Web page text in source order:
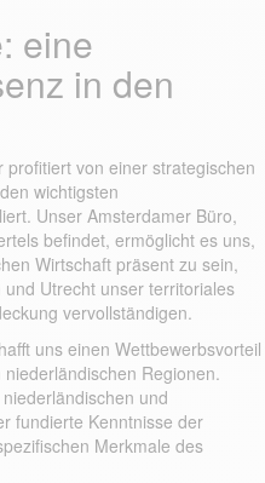
eine
in den
von einer strategischen
wichtigsten
Unser Amsterdamer Büro,
befindet, ermöglicht es uns,
Wirtschaft präsent zu sein,
Utrecht unser territoriales
vervollständigen.
uns einen Wettbewerbsvorteil
Regionen.
und
fundierte Kenntnisse der
Merkmale des